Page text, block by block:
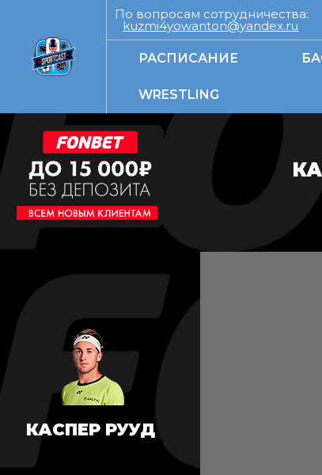
По вопросам сотрудничества:
kuzmi4yowanton@yandex.ru
РАСПИСАНИЕ
WRESTLING
КАСПЕР РУУД